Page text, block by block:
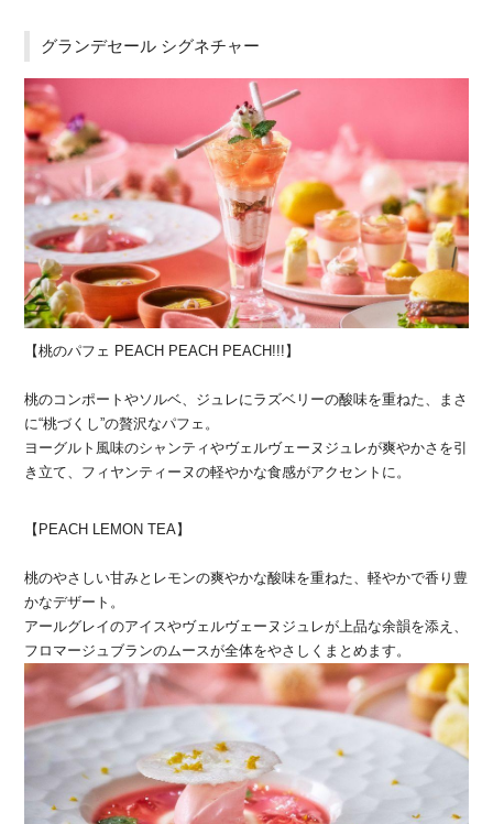
グランデセール シグネチャー
【桃のパフェ PEACH PEACH PEACH!!!】
桃のコンポートやソルベ、ジュレにラズベリーの酸味を重ねた、まさ
に“桃づくし”の贅沢なパフェ。
ヨーグルト風味のシャンティやヴェルヴェーヌジュレが爽やかさを引
き立て、フィヤンティーヌの軽やかな食感がアクセントに。
【PEACH LEMON TEA】
桃のやさしい甘みとレモンの爽やかな酸味を重ねた、軽やかで香り豊
かなデザート。
アールグレイのアイスやヴェルヴェーヌジュレが上品な余韻を添え、
フロマージュブランのムースが全体をやさしくまとめます。